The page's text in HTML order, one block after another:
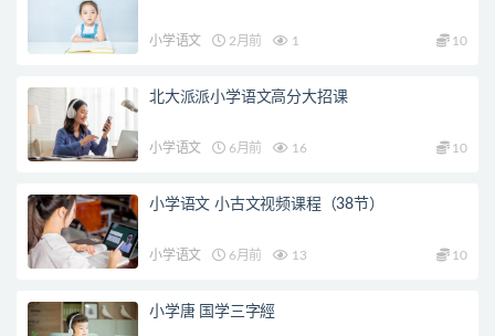
小学语文 2月前 1 10
北大派派小学语文高分大招课
小学语文 6月前 16 10
小学语文 小古文视频课程（38节）
小学语文 6月前 13 10
小学唐 国学三字經